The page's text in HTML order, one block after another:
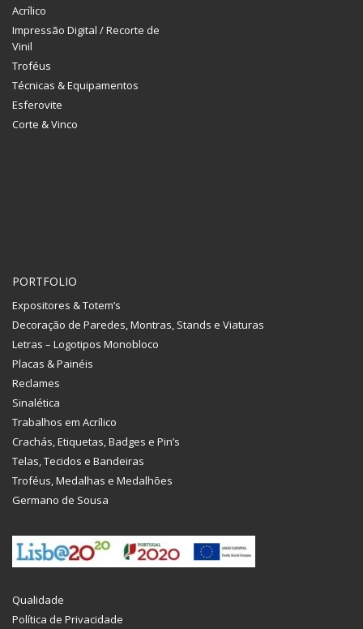
Acrílico
Impressão Digital / Recorte de
Vinil
Troféus
Técnicas & Equipamentos
Esferovite
Corte & Vinco
PORTFOLIO
Expositores & Totem’s
Decoração de Paredes, Montras, Stands e Viaturas
Letras – Logotipos Monobloco
Placas & Painéis
Reclames
Sinalética
Trabalhos em Acrílico
Crachás, Etiquetas, Badges e Pin’s
Telas, Tecidos e Bandeiras
Troféus, Medalhas e Medalhões
Germano de Sousa
Qualidade
Política de Privacidade